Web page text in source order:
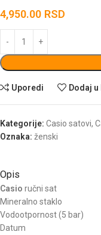
4,950.00 RSD
Uporedi Dodaj
Kategorije: Casio satovi,
Oznaka: ženski
Opis
Casio ručni sat
Mineralno staklo
Vodootpornost (5 bar)
Datum